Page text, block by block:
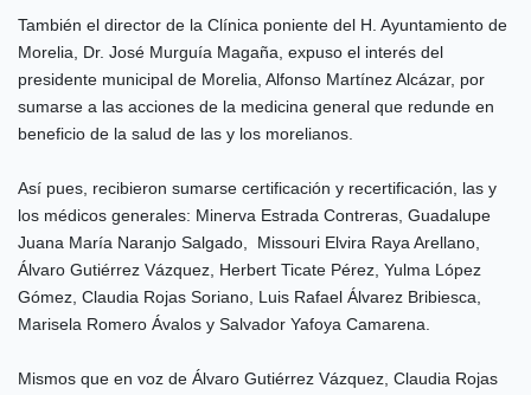
También el director de la Clínica poniente del H. Ayuntamiento de
Morelia, Dr. José Murguía Magaña, expuso el interés del
presidente municipal de Morelia, Alfonso Martínez Alcázar, por
sumarse a las acciones de la medicina general que redunde en
beneficio de la salud de las y los morelianos.
Así pues, recibieron sumarse certificación y recertificación, las y
los médicos generales: Minerva Estrada Contreras, Guadalupe
Juana María Naranjo Salgado, Missouri Elvira Raya Arellano,
Álvaro Gutiérrez Vázquez, Herbert Ticate Pérez, Yulma López
Gómez, Claudia Rojas Soriano, Luis Rafael Álvarez Bribiesca,
Marisela Romero Ávalos y Salvador Yafoya Camarena.
Mismos que en voz de Álvaro Gutiérrez Vázquez, Claudia Rojas